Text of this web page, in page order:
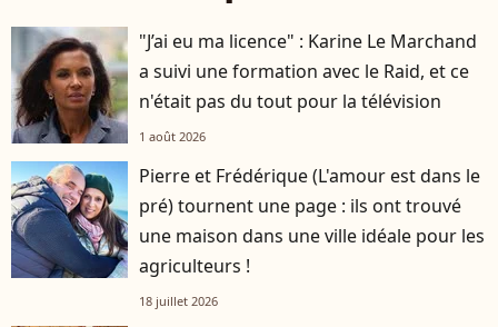
"J’ai eu ma licence" : Karine Le Marchand
a suivi une formation avec le Raid, et ce
n'était pas du tout pour la télévision
1 août 2026
Pierre et Frédérique (L'amour est dans le
pré) tournent une page : ils ont trouvé
une maison dans une ville idéale pour les
agriculteurs !
18 juillet 2026